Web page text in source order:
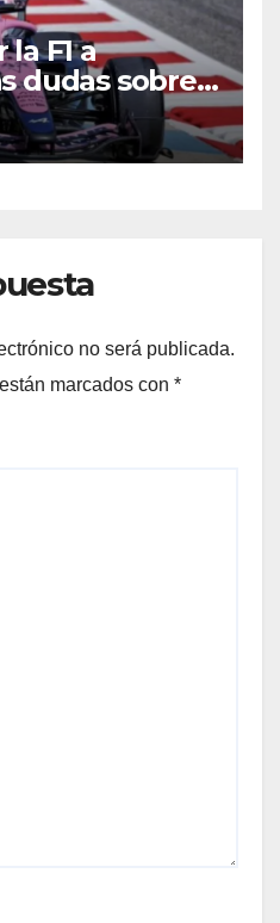
F1 a
dudas sobre
reavivan la
no será publicada.
marcados con *